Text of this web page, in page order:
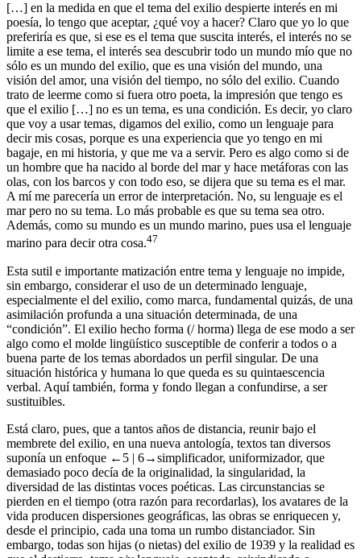
[…] en la medida en que el tema del exilio despierte interés en mi
poesía, lo tengo que aceptar, ¿qué voy a hacer? Claro que yo lo que
preferiría es que, si ese es el tema que suscita interés, el interés no se
limite a ese tema, el interés sea descubrir todo un mundo mío que no
sólo es un mundo del exilio, que es una visión del mundo, una
visión del amor, una visión del tiempo, no sólo del exilio. Cuando
trato de leerme como si fuera otro poeta, la impresión que tengo es
que el exilio […] no es un tema, es una condición. Es decir, yo claro
que voy a usar temas, digamos del exilio, como un lenguaje para
decir mis cosas, porque es una experiencia que yo tengo en mi
bagaje, en mi historia, y que me va a servir. Pero es algo como si de
un hombre que ha nacido al borde del mar y hace metáforas con las
olas, con los barcos y con todo eso, se dijera que su tema es el mar.
A mí me parecería un error de interpretación. No, su lenguaje es el
mar pero no su tema. Lo más probable es que su tema sea otro.
Además, como su mundo es un mundo marino, pues usa el lenguaje
marino para decir otra cosa.47
Esta sutil e importante matización entre tema y lenguaje no impide,
sin embargo, considerar el uso de un determinado lenguaje,
especialmente el del exilio, como marca, fundamental quizás, de una
asimilación profunda a una situación determinada, de una
“condición”. El exilio hecho forma (/ horma) llega de ese modo a ser
algo como el molde lingüístico susceptible de conferir a todos o a
buena parte de los temas abordados un perfil singular. De una
situación histórica y humana lo que queda es su quintaescencia
verbal. Aquí también, forma y fondo llegan a confundirse, a ser
sustituibles.
Está claro, pues, que a tantos años de distancia, reunir bajo el
membrete del exilio, en una nueva antología, textos tan diversos
suponía un enfoque ←5 | 6→simplificador, uniformizador, que
demasiado poco decía de la originalidad, la singularidad, la
diversidad de las distintas voces poéticas. Las circunstancias se
pierden en el tiempo (otra razón para recordarlas), los avatares de la
vida producen dispersiones geográficas, las obras se enriquecen y,
desde el principio, cada una toma un rumbo distanciador. Sin
embargo, todas son hijas (o nietas) del exilio de 1939 y la realidad es